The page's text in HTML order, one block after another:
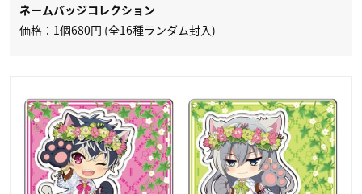
ネームバッジコレクション
価格：1個680円 (全16種ランダム封入)